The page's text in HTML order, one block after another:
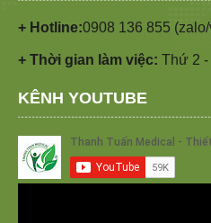
+ Hotline:0908 136 855
+ Thời gian làm việc: Thứ 2 -
KÊNH YOUTUBE